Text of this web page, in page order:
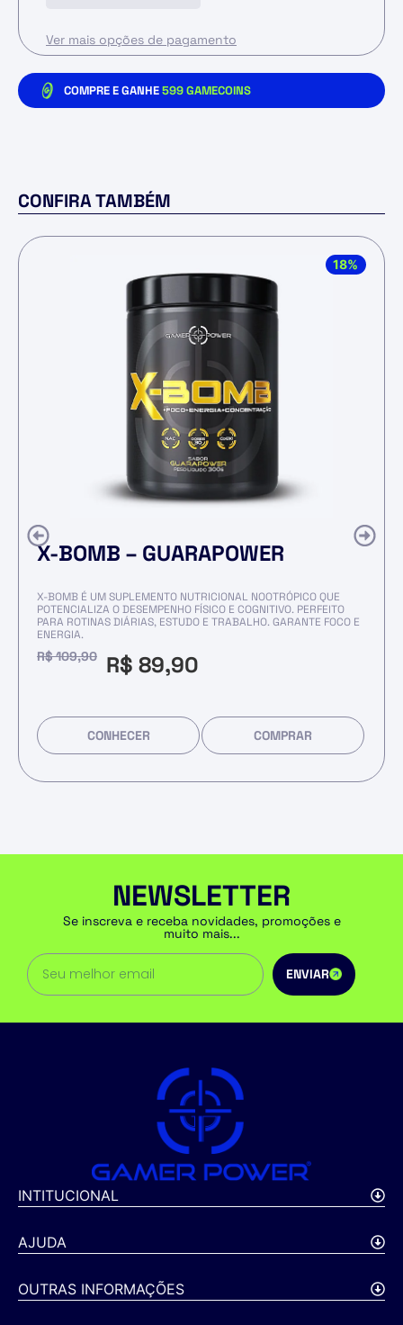
Ver mais opções de pagamento
COMPRE E GANHE599GAMECOINS
CONFIRA TAMBÉM
18%
X-BOMB – GUARAPOWER
X-BOMB É UM SUPLEMENTO NUTRICIONAL NOOTRÓPICO QUE
POTENCIALIZA O DESEMPENHO FÍSICO E COGNITIVO. PERFEITO
PARA ROTINAS DIÁRIAS, ESTUDO E TRABALHO. GARANTE FOCO E
ENERGIA.
R$109,90 R$ 89,90
CONHECER COMPRAR
NEWSLETTER
Se inscreva e receba novidades, promoções e
muito mais...
ENVIAR
INTITUCIONAL
AJUDA
OUTRAS INFORMAÇÕES